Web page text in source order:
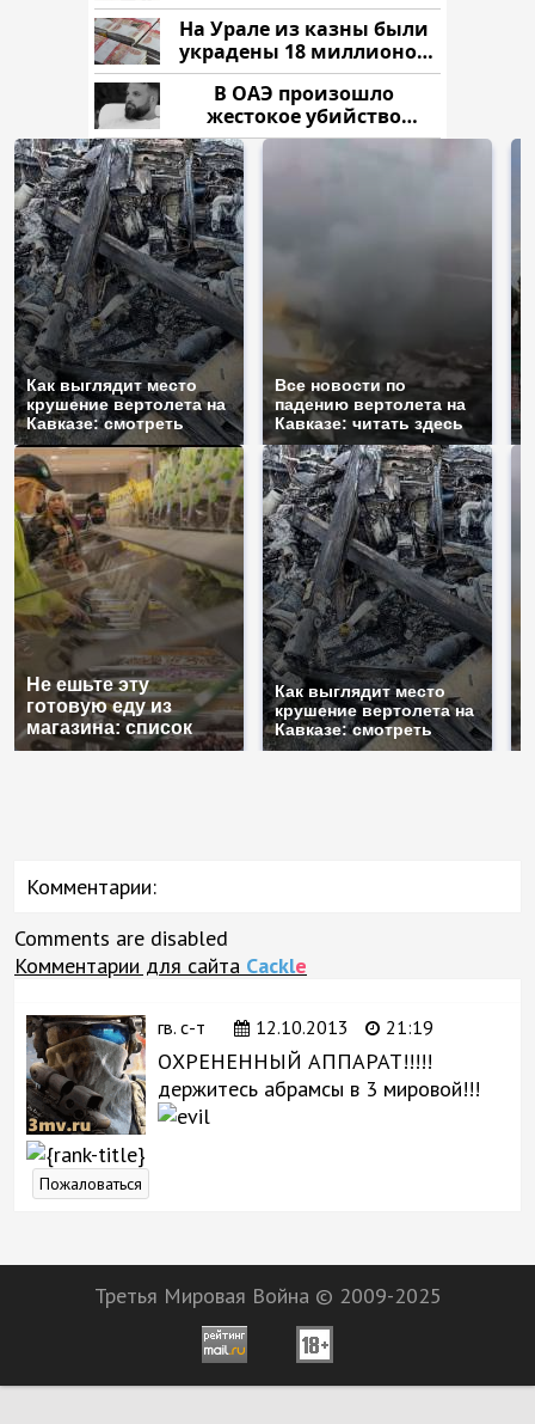
На Урале из казны были
украдены 18 миллионов
рублей
В ОАЭ произошло
жестокое убийство
криптомиллионера
Как выглядит место
крушение вертолета на
Кавказе: смотреть
Все новости по
падению вертолета на
Кавказе: читать здесь
Не ешьте эту
готовую еду из
магазина: список
Как выглядит место
крушение вертолета на
Кавказе: смотреть
Комментарии:
Comments are disabled
Комментарии для сайта Cackle
гв. с-т 12.10.2013 21:19
ОХРЕНЕННЫЙ АППАРАТ!!!!!
держитесь абрамсы в 3 мировой!!!
Пожаловаться
Третья Мировая Война © 2009-2025